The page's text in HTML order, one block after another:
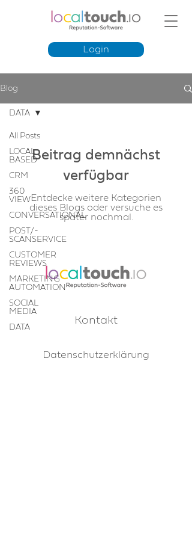
Login
Blog
All Posts
LOCAL
BASED
CRM
360
VIEW
CONVERSATIONAL
POST/-
SCANSERVICE
CUSTOMER
REVIEWS
MARKETING
AUTOMATION
SOCIAL
MEDIA
DATA
DATA
Beitrag demnächst
verfügbar
Entdecke weitere Kategorien
dieses Blogs oder versuche es
später nochmal.
Kontakt
Datenschutzerklärung